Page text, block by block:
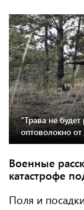
"Трава не
оптоволокно
Военные
катастрофе
Поля и